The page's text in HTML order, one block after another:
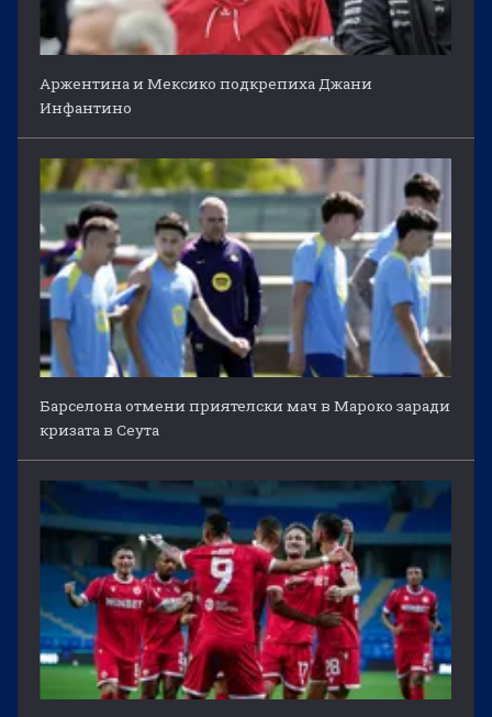
Аржентина и Мексико подкрепиха Джани
Инфантино
Барселона отмени приятелски мач в Мароко заради
кризата в Сеута